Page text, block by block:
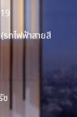
ถไฟฟ้าสายสี
ช